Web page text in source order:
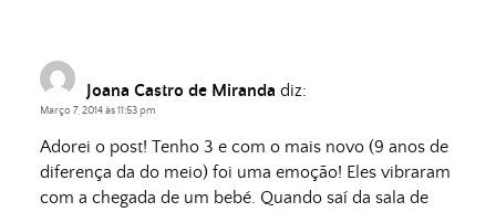
Joana Castro de Miranda diz:
Março 7, 2014 às 11:53 pm
Adorei o post! Tenho 3 e com o mais novo (9 anos de
diferença da do meio) foi uma emoção! Eles vibraram
com a chegada de um bebé. Quando saí da sala de